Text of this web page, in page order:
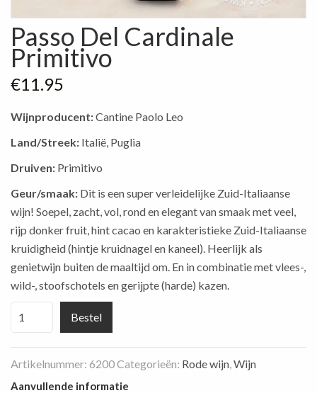
Passo Del Cardinale
Primitivo
€11.95
Wijnproducent:Cantine Paolo Leo
Land/Streek: Italië, Puglia
Druiven: Primitivo
Geur/smaak: Dit is een super verleidelijke Zuid-Italiaanse
wijn! Soepel, zacht, vol, rond en elegant van smaak met veel,
rijp donker fruit, hint cacao en karakteristieke Zuid-Italiaanse
kruidigheid (hintje kruidnagel en kaneel). Heerlijk als
genietwijn buiten de maaltijd om. En in combinatie met vlees-,
wild-, stoofschotels en gerijpte (harde) kazen.
Primitivo
aantal
Bestel
Artikelnummer: 6200Categorieën: Rode wijn,Wijn
Aanvullende informatie